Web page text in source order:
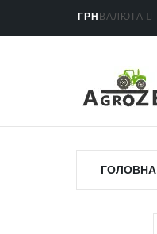
ГРН ВАЛЮТА
ГОЛОВНА